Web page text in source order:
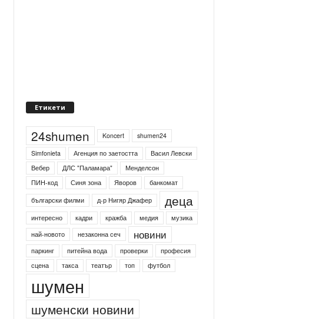
Етикети
24shumen Koncert
shumen24
Simfonieta
Агенция по заетостта
Васил Левски
Вебер
ДЛС "Паламара"
Менделсон
ПИН-код
Синя зона Яворов
банкомат
български филми
д-р Нигяр Джафер деца
интересно кадри кражба медия
музика
най-новото
незаконна сеч новини
паркинг питейна вода проверки
професия
сцена
такса театър топ футбол
шумен
шуменски новини